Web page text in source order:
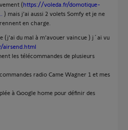
(https://voleda.fr/domotique-
) mais j'ai aussi 2 volets Somfy et je ne
en charge.
(j'ai du mal à m'avouer vaincue ) j´ai vu
les télécommandes de plusieurs
radio Came Wagner 1 et mes
à Google home pour définir des